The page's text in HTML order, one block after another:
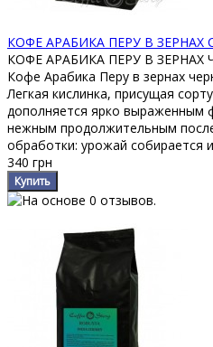
КОФЕ АРАБИКА ПЕРУ В
КОФЕ АРАБИКА ПЕРУ В
Кофе Арабика Перу в зернах
Легкая кислинка, присущая
дополняется ярко выраженным
нежным продолжительным
обработки: урожай собирается
340 грн